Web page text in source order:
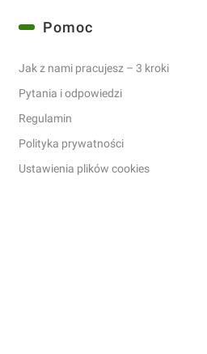
Pomoc
Jak z nami pracujesz – 3 kroki
Pytania i odpowiedzi
Regulamin
Polityka prywatności
Ustawienia plików cookies